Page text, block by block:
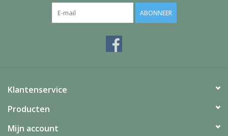
ABONNEER
Klantenservice
Producten
Mijn account